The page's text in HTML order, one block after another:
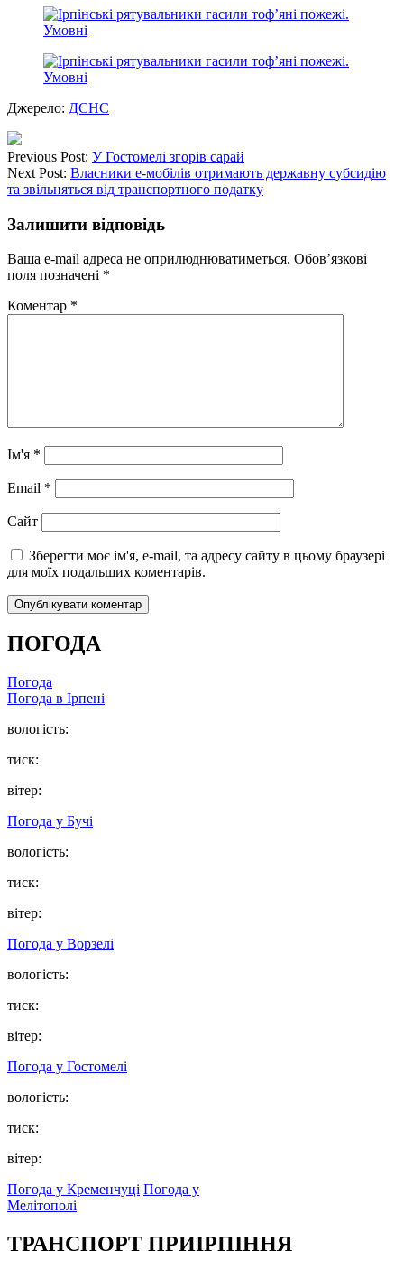
Джерело: ДСНС
Previous Post: У Гостомелі згорів сарай
Next Post: Власники е-мобілів отримають державну субсидію
та звільняться від транспортного податку
Залишити відповідь
Ваша e-mail адреса не оприлюднюватиметься. Обов’язкові
поля позначені *
Коментар *
Ім'я *
Email *
Сайт
Зберегти моє ім'я, e-mail, та адресу сайту в цьому браузері
для моїх подальших коментарів.
ПОГОДА
Погода
Погода в Ірпені
вологість:
тиск:
вітер:
Погода у Бучі
вологість:
тиск:
вітер:
Погода у Ворзелі
вологість:
тиск:
вітер:
Погода у Гостомелі
вологість:
тиск:
вітер:
Погода у Кременчуці Погода у
Мелітополі
ТРАНСПОРТ ПРИІРПІННЯ